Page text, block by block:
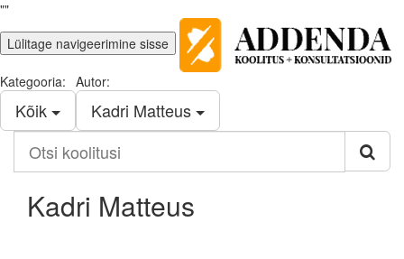
""
Lülitage navigeerimine sisse
Kategooria:
Kõik
Autor:
Kadri Matteus
koolitusi
Kadri Matteus